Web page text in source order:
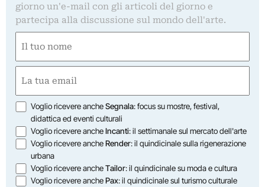
giorno un'e-mail con gli articoli del giorno e
partecipa alla discussione sul mondo dell'arte.
(Obbligatorio)
Nome
(Obbligatorio)
Opzioni
Voglio ricevere ancheSegnala: focus su mostre, festival,
didattica ed eventi culturali
Voglio ricevere ancheIncanti: il settimanale sul mercato dell'arte
Voglio ricevere ancheRender: il quindicinale sulla rigenerazione
urbana
Voglio ricevere ancheTailor: il quindicinale su moda e cultura
Voglio ricevere anchePax: il quindicinale sul turismo culturale